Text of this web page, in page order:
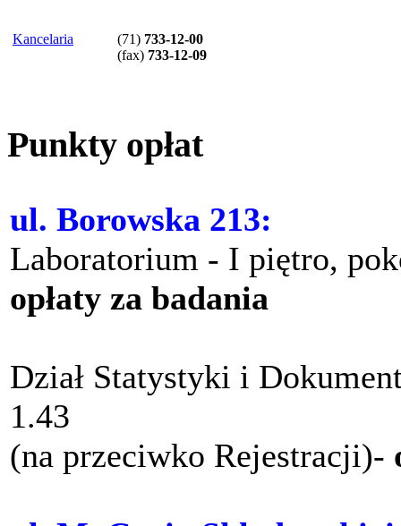
Kancelaria (71) 733-12-00
(fax) 733-12-09
Punkty opłat
ul. Borowska 213:
Laboratorium - I piętro,
opłaty za badania
Dział Statystyki i
1.43
(na przeciwko Rejestracji)-